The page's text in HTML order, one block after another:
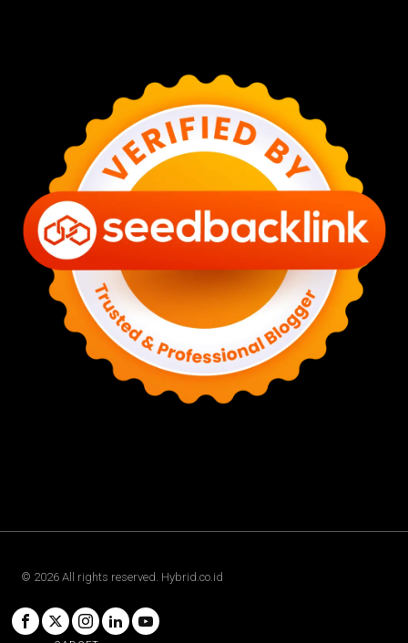
© 2026 All rights reserved. Hybrid.co.id